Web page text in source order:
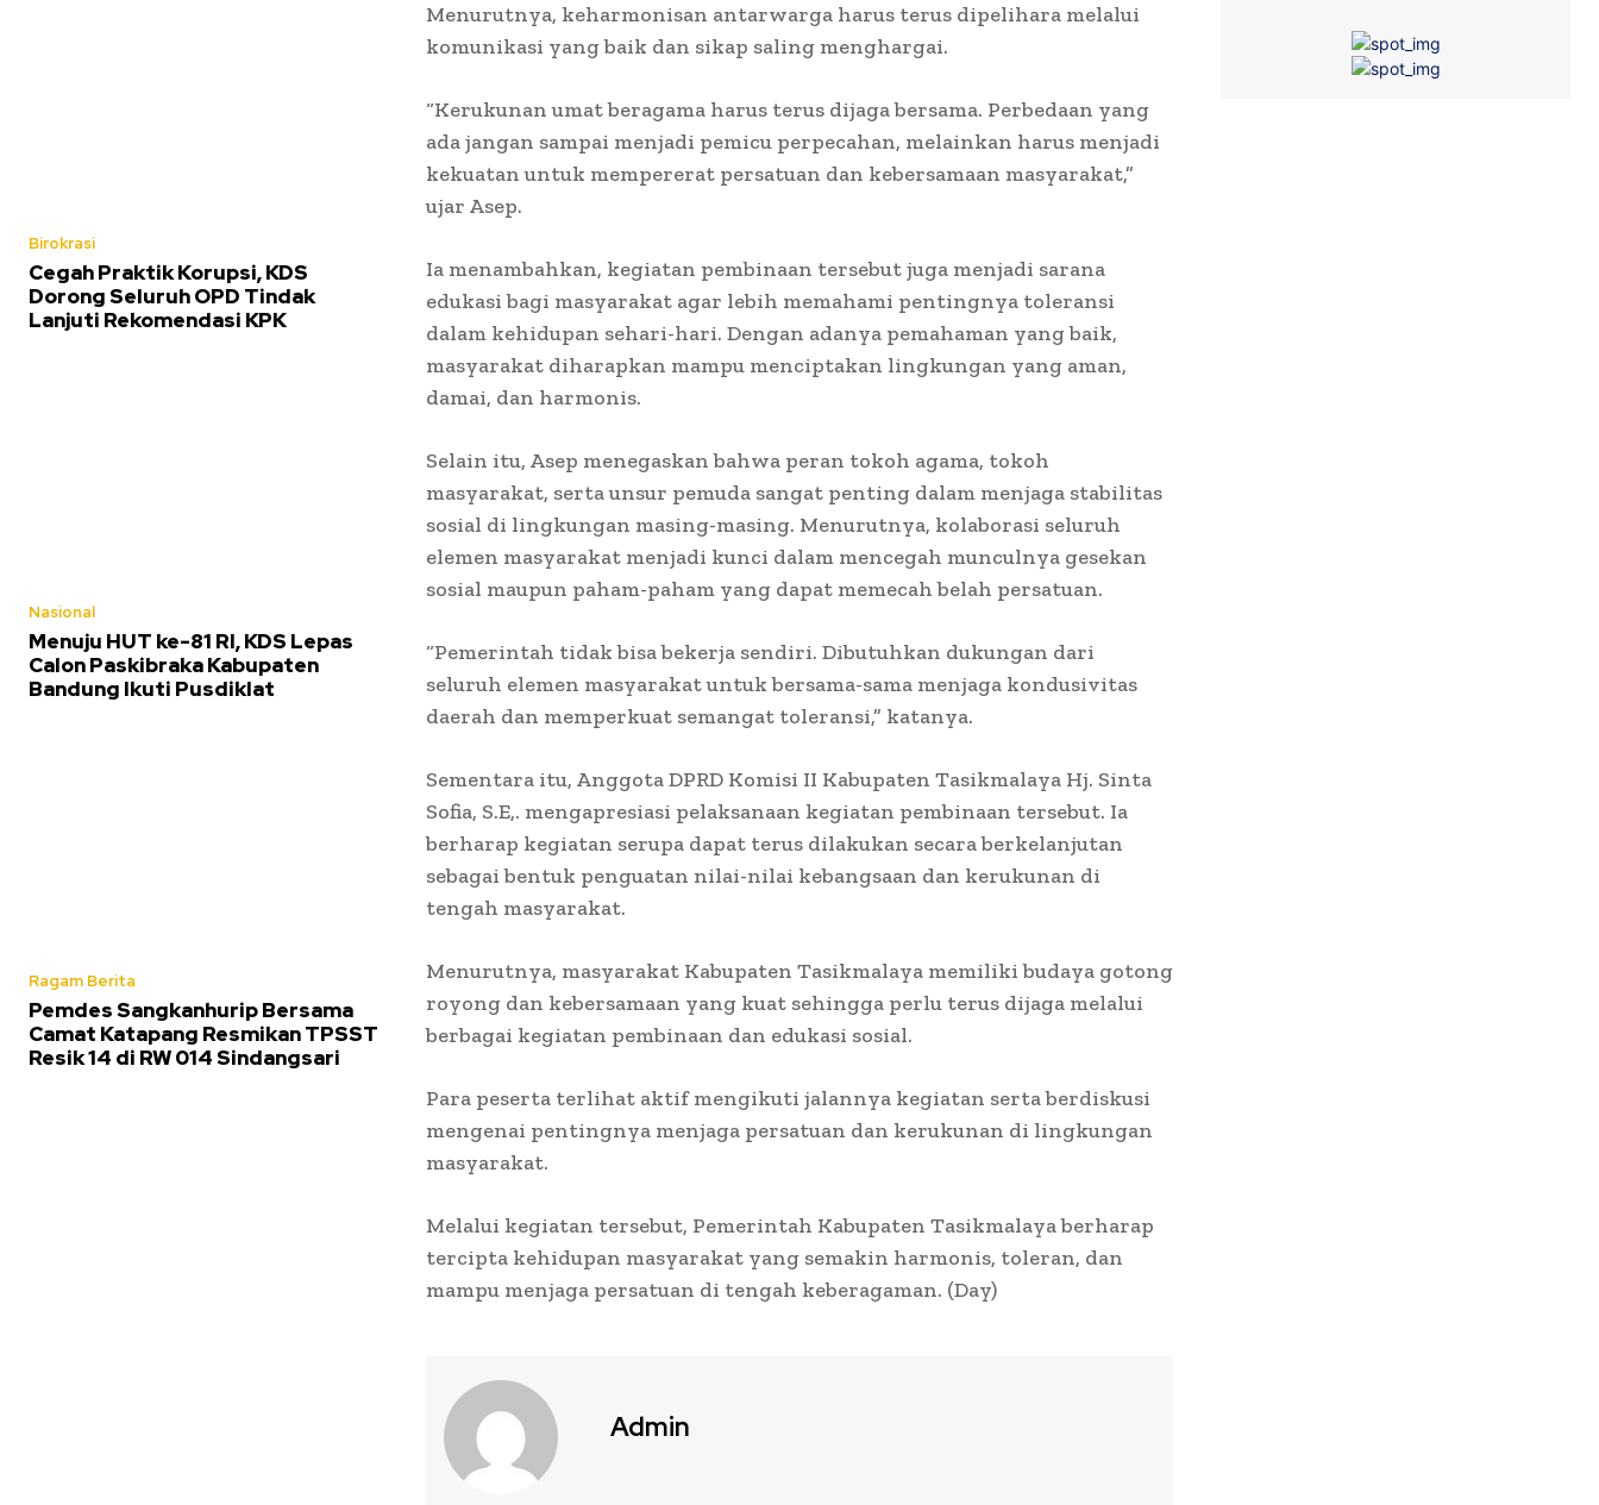
Birokrasi
Cegah Praktik Korupsi, KDS
Dorong Seluruh OPD Tindak
Lanjuti Rekomendasi KPK
Nasional
Menuju HUT ke-81 RI, KDS Lepas
Calon Paskibraka Kabupaten
Bandung Ikuti Pusdiklat
Ragam Berita
Pemdes Sangkanhurip Bersama
Camat Katapang Resmikan TPSST
Resik 14 di RW 014 Sindangsari
Menurutnya, keharmonisan antarwarga harus terus dipelihara melalui
komunikasi yang baik dan sikap saling menghargai.
“Kerukunan umat beragama harus terus dijaga bersama. Perbedaan yang
ada jangan sampai menjadi pemicu perpecahan, melainkan harus menjadi
kekuatan untuk mempererat persatuan dan kebersamaan masyarakat,”
ujar Asep.
Ia menambahkan, kegiatan pembinaan tersebut juga menjadi sarana
edukasi bagi masyarakat agar lebih memahami pentingnya toleransi
dalam kehidupan sehari-hari. Dengan adanya pemahaman yang baik,
masyarakat diharapkan mampu menciptakan lingkungan yang aman,
damai, dan harmonis.
Selain itu, Asep menegaskan bahwa peran tokoh agama, tokoh
masyarakat, serta unsur pemuda sangat penting dalam menjaga stabilitas
sosial di lingkungan masing-masing. Menurutnya, kolaborasi seluruh
elemen masyarakat menjadi kunci dalam mencegah munculnya gesekan
sosial maupun paham-paham yang dapat memecah belah persatuan.
“Pemerintah tidak bisa bekerja sendiri. Dibutuhkan dukungan dari
seluruh elemen masyarakat untuk bersama-sama menjaga kondusivitas
daerah dan memperkuat semangat toleransi,” katanya.
Sementara itu, Anggota DPRD Komisi II Kabupaten Tasikmalaya Hj. Sinta
Sofia, S.E,. mengapresiasi pelaksanaan kegiatan pembinaan tersebut. Ia
berharap kegiatan serupa dapat terus dilakukan secara berkelanjutan
sebagai bentuk penguatan nilai-nilai kebangsaan dan kerukunan di
tengah masyarakat.
Menurutnya, masyarakat Kabupaten Tasikmalaya memiliki budaya gotong
royong dan kebersamaan yang kuat sehingga perlu terus dijaga melalui
berbagai kegiatan pembinaan dan edukasi sosial.
Para peserta terlihat aktif mengikuti jalannya kegiatan serta berdiskusi
mengenai pentingnya menjaga persatuan dan kerukunan di lingkungan
masyarakat.
Melalui kegiatan tersebut, Pemerintah Kabupaten Tasikmalaya berharap
tercipta kehidupan masyarakat yang semakin harmonis, toleran, dan
mampu menjaga persatuan di tengah keberagaman. (Day)
Admin